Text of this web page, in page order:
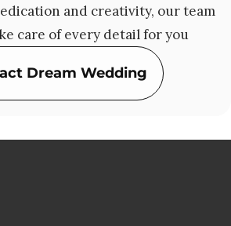
and creativity, our team
care of every detail for you
Dream Wedding